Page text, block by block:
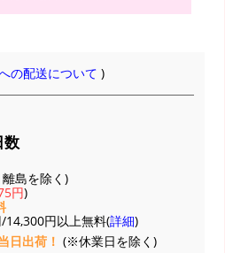
の配送について )
数
島を除く)
円)
円以上無料(詳細)
日出荷！ (※休業日を除く)